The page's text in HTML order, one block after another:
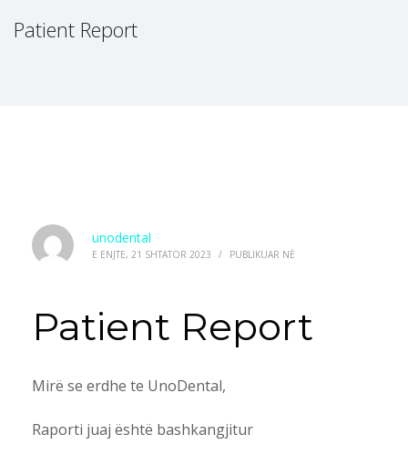
Patient Report
unodental
E ENJTE, 21 SHTATOR 2023 / PUBLIKUAR NË
Patient Report
Mirë se erdhe te UnoDental,
Raporti juaj është bashkangjitur